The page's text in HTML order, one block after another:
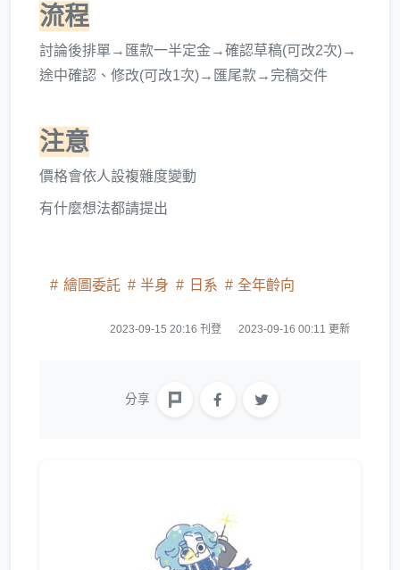
流程
討論後排單→匯款一半定金→確認草稿(可改2次)→
途中確認、修改(可改1次)→匯尾款→完稿交件
注意
價格會依人設複雜度變動
有什麼想法都請提出
繪圖委託 半身 日系 全年齡向
2023-09-15 20:16 刊登 2023-09-16 00:11 更新
分享